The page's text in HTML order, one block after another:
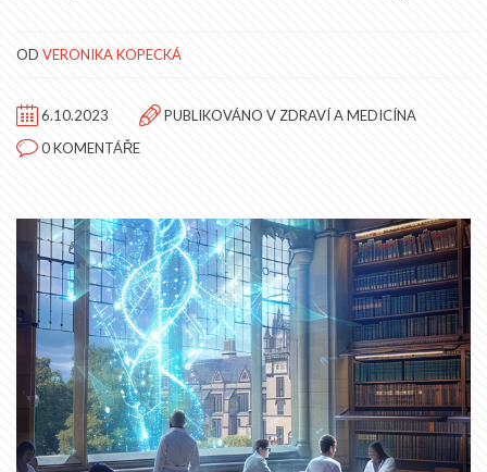
OD VERONIKA KOPECKÁ
6.10.2023 PUBLIKOVÁNO V ZDRAVÍ A MEDICÍNA
0 KOMENTÁŘE